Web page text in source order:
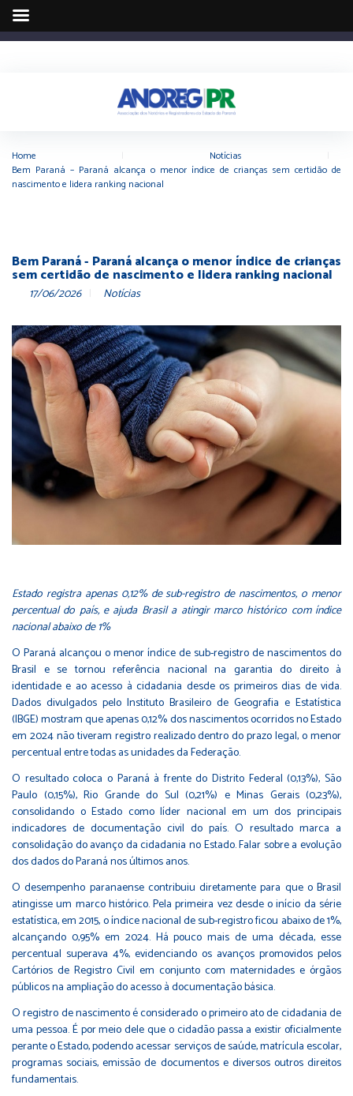
Home Notícias
Bem Paraná – Paraná alcança o menor índice de crianças sem certidão de
nascimento e lidera ranking nacional
Bem Paraná - Paraná alcança o menor índice de crianças
sem certidão de nascimento e lidera ranking nacional
17/06/2026 Notícias
Estado registra apenas 0,12% de sub-registro de nascimentos, o menor
percentual do país, e ajuda Brasil a atingir marco histórico com índice
nacional abaixo de 1%
O Paraná alcançou o menor índice de sub-registro de nascimentos do
Brasil e se tornou referência nacional na garantia do direito à
identidade e ao acesso à cidadania desde os primeiros dias de vida.
Dados divulgados pelo Instituto Brasileiro de Geografia e Estatística
(IBGE) mostram que apenas 0,12% dos nascimentos ocorridos no Estado
em 2024 não tiveram registro realizado dentro do prazo legal, o menor
percentual entre todas as unidades da Federação.
O resultado coloca o Paraná à frente do Distrito Federal (0,13%), São
Paulo (0,15%), Rio Grande do Sul (0,21%) e Minas Gerais (0,23%),
consolidando o Estado como líder nacional em um dos principais
indicadores de documentação civil do país. O resultado marca a
consolidação do avanço da cidadania no Estado. Falar sobre a evolução
dos dados do Paraná nos últimos anos.
O desempenho paranaense contribuiu diretamente para que o Brasil
atingisse um marco histórico. Pela primeira vez desde o início da série
estatística, em 2015, o índice nacional de sub-registro ficou abaixo de 1%,
alcançando 0,95% em 2024. Há pouco mais de uma década, esse
percentual superava 4%, evidenciando os avanços promovidos pelos
Cartórios de Registro Civil em conjunto com maternidades e órgãos
públicos na ampliação do acesso à documentação básica.
O registro de nascimento é considerado o primeiro ato de cidadania de
uma pessoa. É por meio dele que o cidadão passa a existir oficialmente
perante o Estado, podendo acessar serviços de saúde, matrícula escolar,
programas sociais, emissão de documentos e diversos outros direitos
fundamentais.